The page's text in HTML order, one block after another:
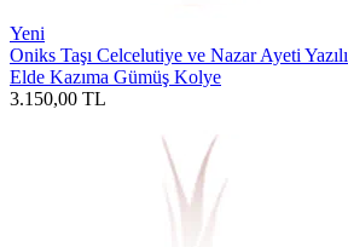
Yeni
Oniks Taşı Celcelutiye ve Nazar Ayeti Yazılı
Elde Kazıma Gümüş Kolye
3.150,00 TL